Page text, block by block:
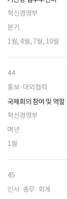
혁신경영부
분기
1월, 4월, 7월, 10월
44
홍보·대외협력
국제회의 참여 및 역할
혁신경영부
매년
1월
45
인사·총무·회계